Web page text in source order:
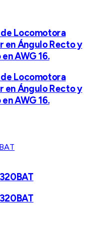
Locomotora
en Ángulo Recto y
AWG 16.
Locomotora
en Ángulo Recto y
AWG 16.